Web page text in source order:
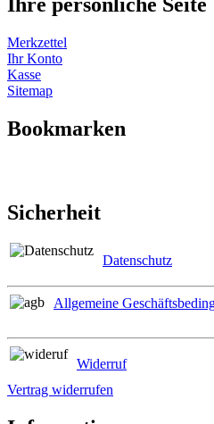
Merkzettel
Ihr Konto
Kasse
Sitemap
Bookmarken
Sicherheit
Datenschutz
Allgemeine
Widerruf
Vertrag widerrufen